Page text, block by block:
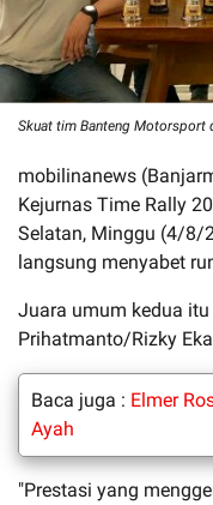
Skuat tim Banteng Motorsport
mobilinanews
Kejurnas Time Rally
Selatan, Minggu (4/8/
langsung menyabet
Juara umum kedua
Prihatmanto/Rizky
Baca juga : Elmer
Ayah
"Prestasi yang